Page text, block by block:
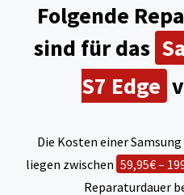
Folgende
sind für das
S7 Edge
Die Kosten einer
liegen zwischen 59,95€ –
Reparaturdauer